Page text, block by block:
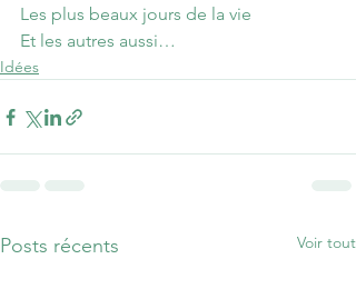
Les plus beaux jours de la vie
Et les autres aussi…
Idées
Posts récents Voir tout